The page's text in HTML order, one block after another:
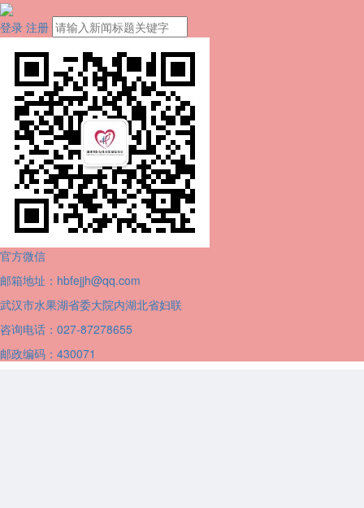
登录 注册
官方微信
邮箱地址：hbfejjh@qq.com
武汉市水果湖省委大院内湖北省妇联
咨询电话：027-87278655
邮政编码：430071